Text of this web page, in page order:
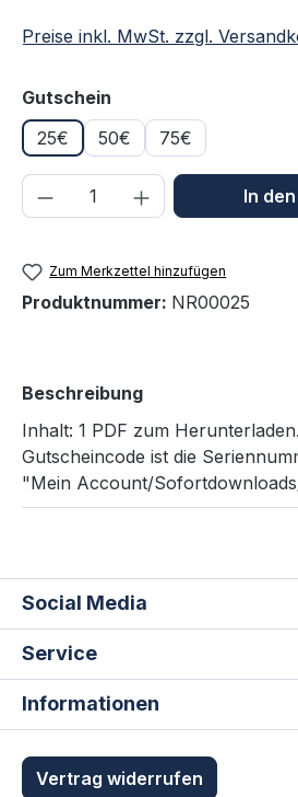
Preise inkl. MwSt. zzgl.
Gutschein
25€
50€ 75€
Produkt Anzahl: Gib
In
Zum Merkzettel hinzufügen
Produktnummer: NR00025
Beschreibung
Inhalt: 1 PDF zum
Gutscheincode ist die
"Mein Account/
Social Media
Service
Informationen
Vertrag widerrufen